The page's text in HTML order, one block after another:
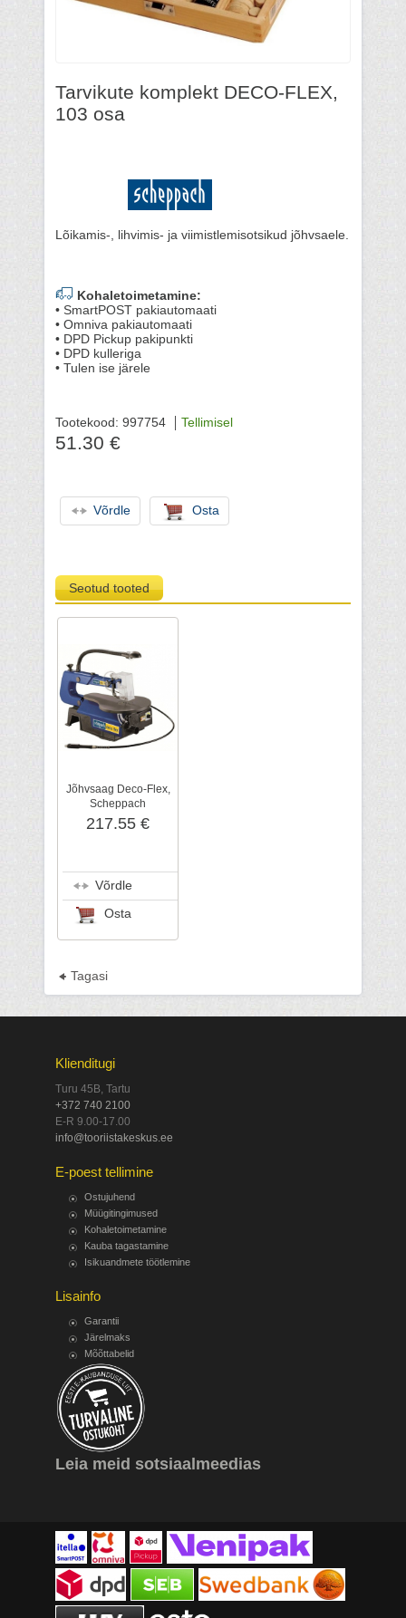
Tarvikute komplekt DECO-FLEX,
103 osa
Lõikamis-, lihvimis- ja viimistlemisotsikud jõhvsaele.
Kohaletoimetamine:
• SmartPOST pakiautomaati
• Omniva pakiautomaati
• DPD Pickup pakipunkti
• DPD kulleriga
• Tulen ise järele
Tootekood: 997754 Tellimisel
51.30 €
Võrdle Osta
Seotud tooted
Jõhvsaag Deco-Flex,
Scheppach
217.55 €
Võrdle
Osta
Tagasi
Klienditugi
Turu 45B, Tartu
+372 740 2100
E-R 9.00-17.00
info@tooriistakeskus.ee
E-poest tellimine
Ostujuhend
Müügitingimused
Kohaletoimetamine
Kauba tagastamine
Isikuandmete töötlemine
Lisainfo
Garantii
Järelmaks
Mõõttabelid
Leia meid sotsiaalmeedias